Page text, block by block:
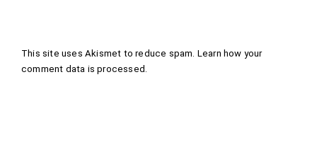
This site uses Akismet to reduce spam. Learn how your
comment data is processed